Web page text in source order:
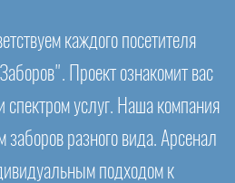
каждого посетителя
Проект ознакомит вас
спектром услуг. Наша компания
заборов разного вида. Арсенал
подходом к